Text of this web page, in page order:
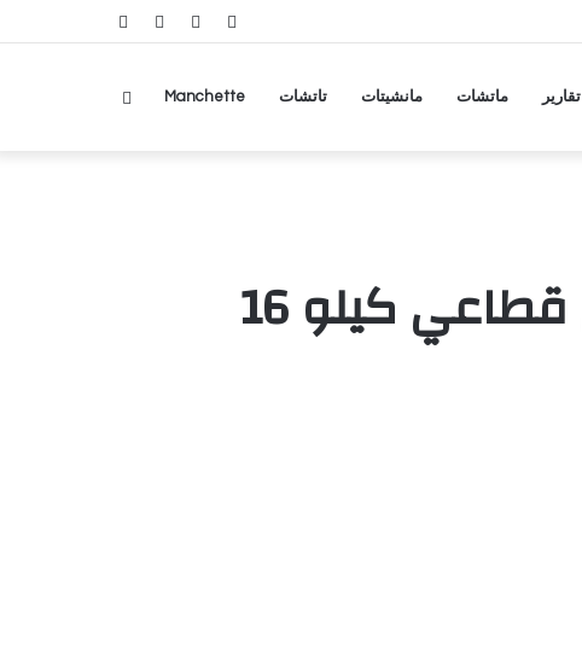
مقال تسجيل RSS
تقارير ماتشات مانشيتات تاتشات Manchette
القوات المشتركة تخمد مصادر نيران حوثية في قطاعي كيلو 16